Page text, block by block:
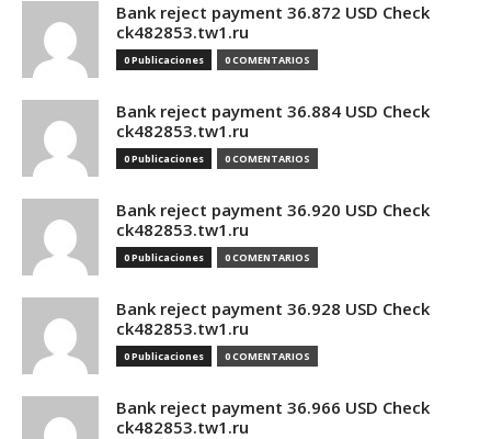
Bank reject payment 36.872 USD Check
ck482853.tw1.ru
0 Publicaciones 0 COMENTARIOS
Bank reject payment 36.884 USD Check
ck482853.tw1.ru
0 Publicaciones 0 COMENTARIOS
Bank reject payment 36.920 USD Check
ck482853.tw1.ru
0 Publicaciones 0 COMENTARIOS
Bank reject payment 36.928 USD Check
ck482853.tw1.ru
0 Publicaciones 0 COMENTARIOS
Bank reject payment 36.966 USD Check
ck482853.tw1.ru